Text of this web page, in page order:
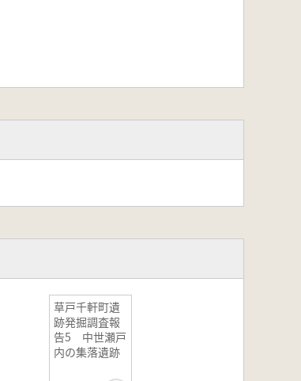
草戸千軒町遺
跡発掘調査報
告5 中世瀬戸
内の集落遺跡